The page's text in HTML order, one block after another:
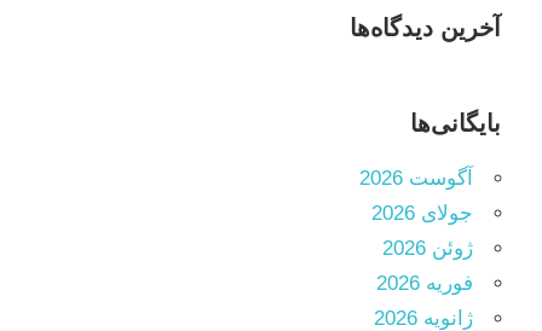
آخرین دیدگاه‌ها
بایگانی‌ها
آگوست 2026
جولای 2026
ژوئن 2026
فوریه 2026
ژانویه 2026